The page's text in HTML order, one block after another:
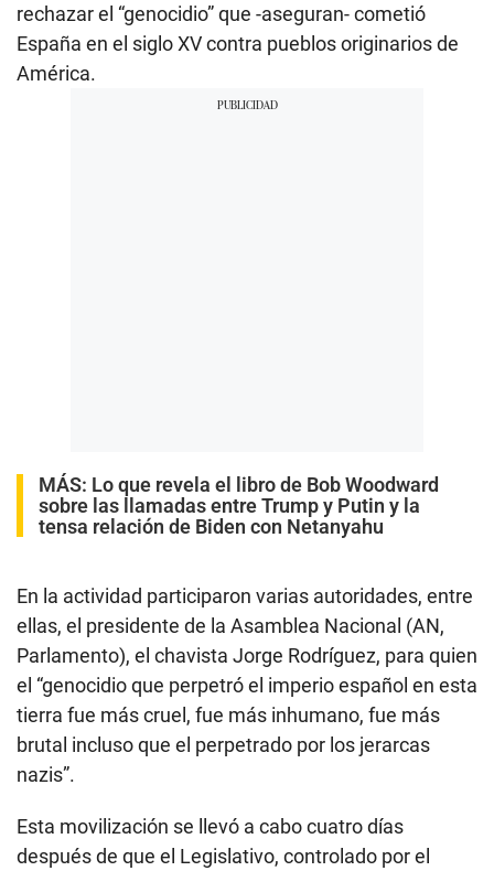
rechazar el “genocidio” que -aseguran- cometió
España en el siglo XV contra pueblos originarios de
América.
MÁS: Lo que revela el libro de Bob Woodward
sobre las llamadas entre Trump y Putin y la
tensa relación de Biden con Netanyahu
En la actividad participaron varias autoridades, entre
ellas, el presidente de la Asamblea Nacional (AN,
Parlamento), el chavista Jorge Rodríguez, para quien
el “genocidio que perpetró el imperio español en esta
tierra fue más cruel, fue más inhumano, fue más
brutal incluso que el perpetrado por los jerarcas
nazis”.
Esta movilización se llevó a cabo cuatro días
después de que el Legislativo, controlado por el